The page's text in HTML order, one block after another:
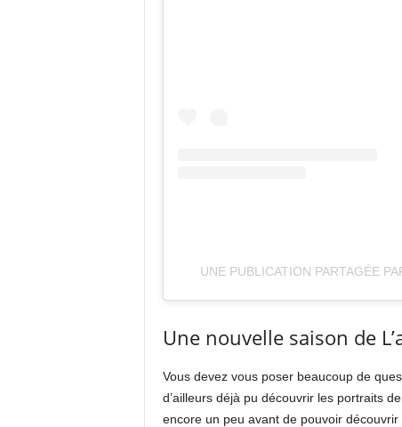
UNE PUBLICATION PARTAGÉE
Une nouvelle saison de
Vous devez vous poser beaucoup de
d’ailleurs déjà pu découvrir les portraits
encore un peu avant de pouvoir